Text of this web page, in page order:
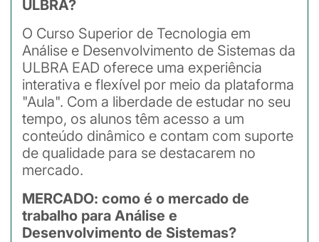
ULBRA?
O Curso Superior de Tecnologia em
Análise e Desenvolvimento de Sistemas da
ULBRA EAD oferece uma experiência
interativa e flexível por meio da plataforma
"Aula". Com a liberdade de estudar no seu
tempo, os alunos têm acesso a um
conteúdo dinâmico e contam com suporte
de qualidade para se destacarem no
mercado.
MERCADO: como é o mercado de
trabalho para Análise e
Desenvolvimento de Sistemas?